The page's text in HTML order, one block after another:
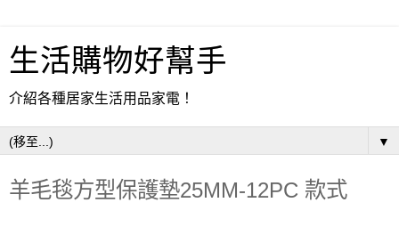
生活購物好幫手
介紹各種居家生活用品家電！
▼
羊毛毯方型保護墊25MM-12PC 款式